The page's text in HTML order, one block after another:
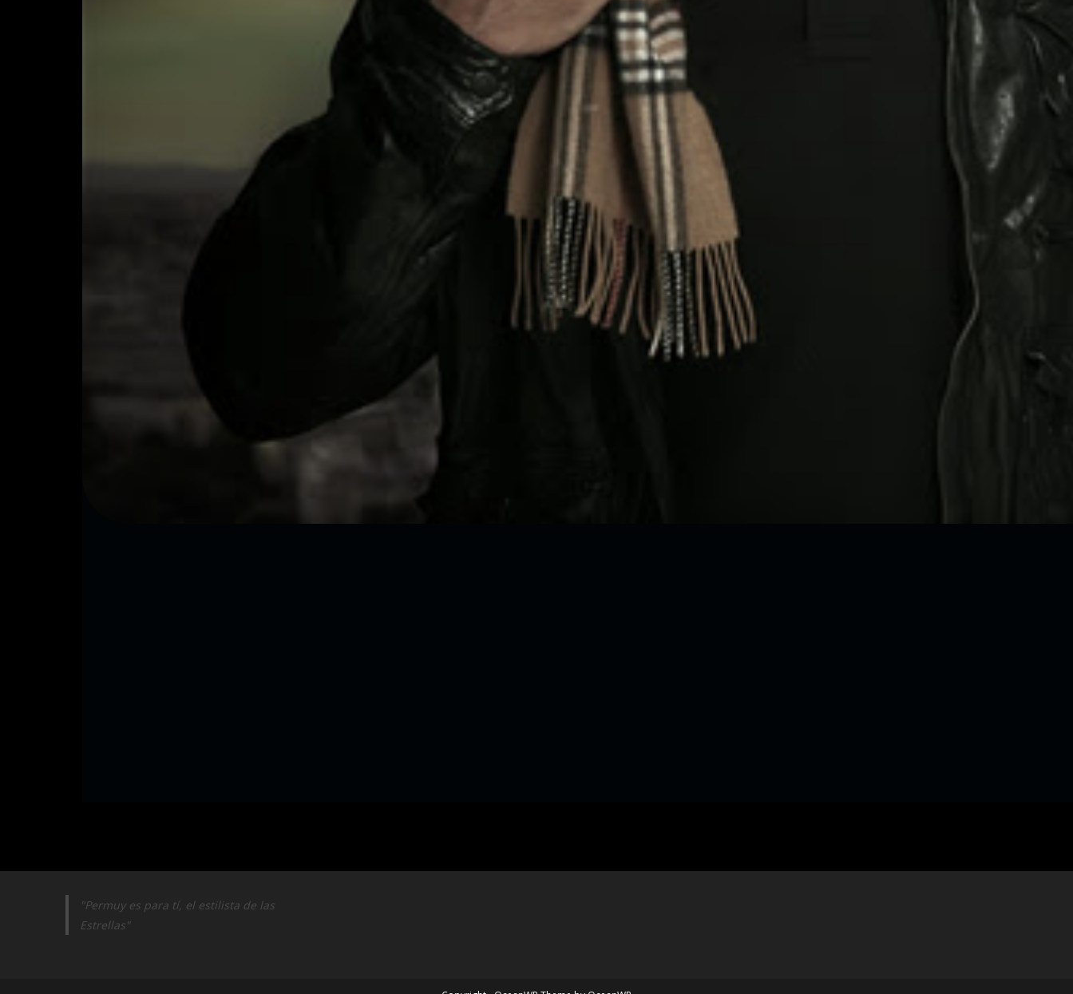
"Permuy es para tí, el estilista de las
Estrellas"